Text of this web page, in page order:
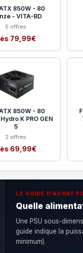
850W - 80
- VITA-BD
5 offres
79,99€
850W - 80
K PRO GEN
5
2 offres
69,99€
LE GUIDE D'ACHAT
Quelle
Une PSU sous-
guide indique la
minimum).